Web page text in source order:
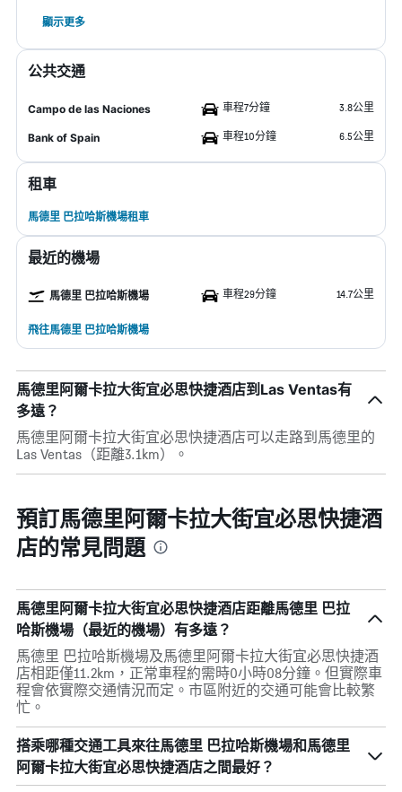
顯示更多
公共交通
Campo de las Naciones 車程7分鐘 3.8公里
Bank of Spain 車程10分鐘 6.5公里
租車
馬德里 巴拉哈斯機場租車
最近的機場
馬德里 巴拉哈斯機場 車程29分鐘 14.7公里
飛往馬德里 巴拉哈斯機場
馬德里阿爾卡拉大街宜必思快捷酒店到Las Ventas有
多遠？
馬德里阿爾卡拉大街宜必思快捷酒店可以走路到馬德里的
Las Ventas（距離3.1km）。
預訂馬德里阿爾卡拉大街宜必思快捷酒
店的常見問題
馬德里阿爾卡拉大街宜必思快捷酒店距離馬德里 巴拉
哈斯機場（最近的機場）有多遠？
馬德里 巴拉哈斯機場及馬德里阿爾卡拉大街宜必思快捷酒
店相距僅11.2km，正常車程約需時0小時08分鐘。但實際車
程會依實際交通情況而定。市區附近的交通可能會比較繁
忙。
搭乘哪種交通工具來往馬德里 巴拉哈斯機場和馬德里
阿爾卡拉大街宜必思快捷酒店之間最好？